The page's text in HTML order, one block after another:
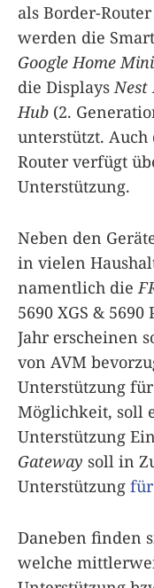
als Border-
werden die
Google Home Mini
die Displays Nest
Hub (2.
unterstützt. Auch
Router verfügt
Unterstützung.
Neben den
in vielen
namentlich die
5690 XGS &
Jahr erscheinen
von AVM
Unterstützung für
Möglichkeit, soll
Unterstützung
Gateway soll in
Unterstützung
Daneben finden
welche